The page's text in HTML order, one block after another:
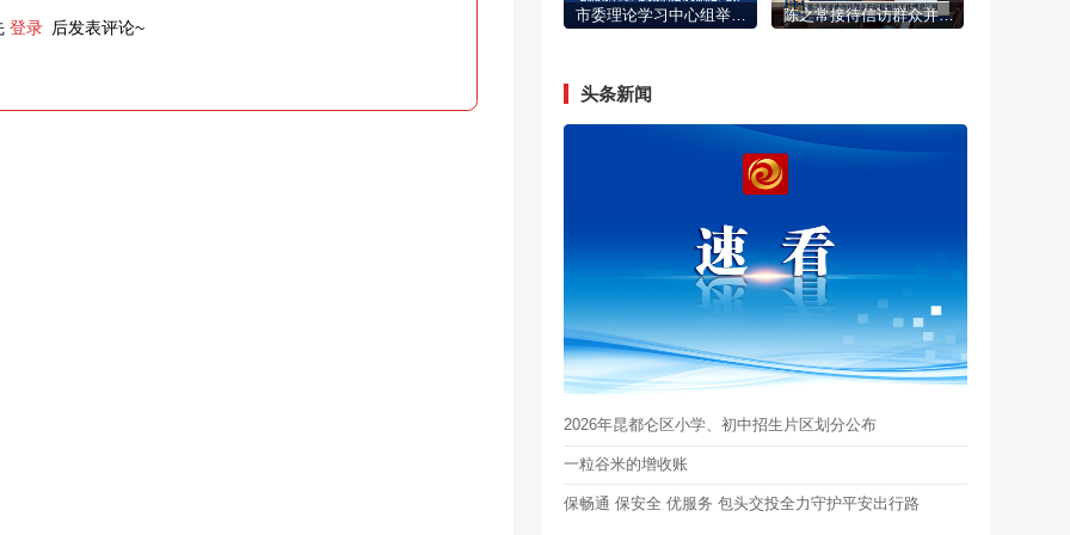
登录 后发表评论~
市委理论学习中心组举行2026年第六次集体学习会 陈之常接待信访群众并听取信访工作情况汇报
头条新闻
2026年昆都仑区小学、初中招生片区划分公布
一粒谷米的增收账
保畅通 保安全 优服务 包头交投全力守护平安出行路